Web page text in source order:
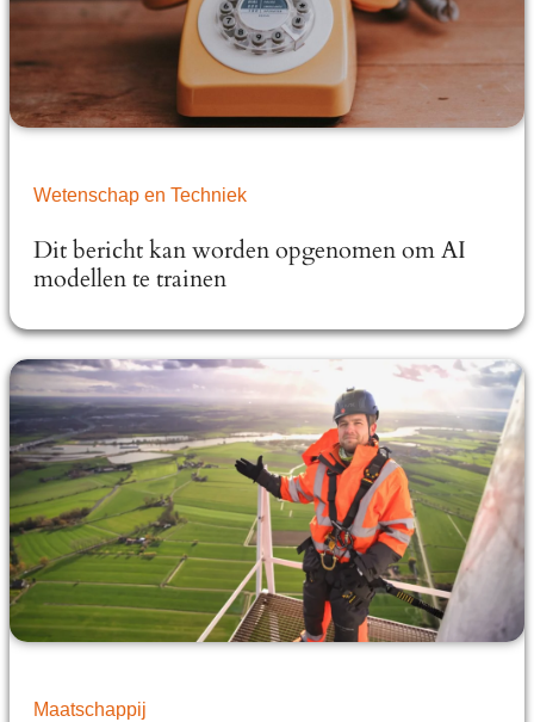
Wetenschap en Techniek
Dit bericht kan worden opgenomen om AI
modellen te trainen
Maatschappij